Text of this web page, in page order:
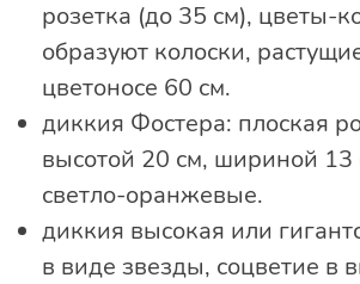
розетка (до 35 см), цветы-
образуют колоски,
цветоносе 60 см.
диккия Фостера: плоская
высотой 20 см, шириной
светло-оранжевые.
диккия высокая или
в виде звезды, соцветие в